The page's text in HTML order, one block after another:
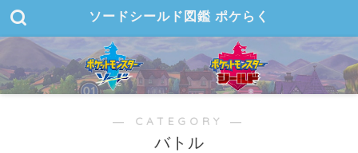
ソードシールド図鑑 ポケらく
― CATEGORY ―
バトル